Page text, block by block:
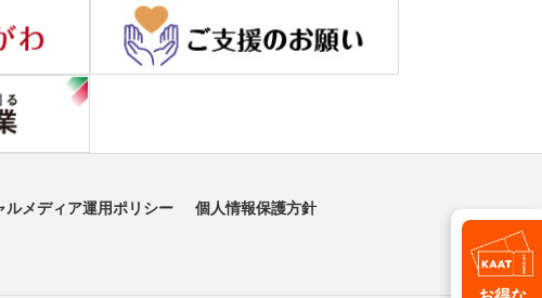
ルメディア運用ポリシー
個人情報保護方針